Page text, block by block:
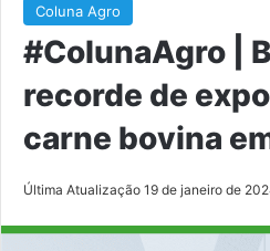
Coluna Agro
#ColunaAgro |
recorde de
carne bovina
Última Atualização 19 de janeiro de